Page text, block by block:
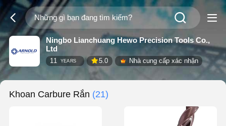
Ningbo Lianchuang Hewo Precision Tools Co.,
Ltd
11 YEARS 5.0 Nhà cung cấp xác nhận
Khoan Carbure Rắn (21)